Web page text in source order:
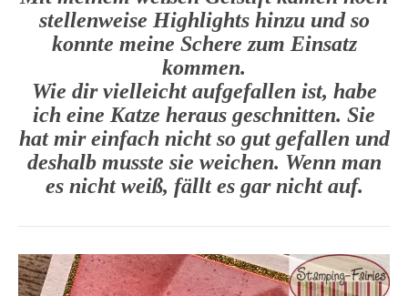
stellenweise Highlights hinzu und so
konnte meine Schere zum Einsatz
kommen.
Wie dir vielleicht aufgefallen ist, habe
ich eine Katze heraus geschnitten. Sie
hat mir einfach nicht so gut gefallen und
deshalb musste sie weichen. Wenn man
es nicht weiß, fällt es gar nicht auf.